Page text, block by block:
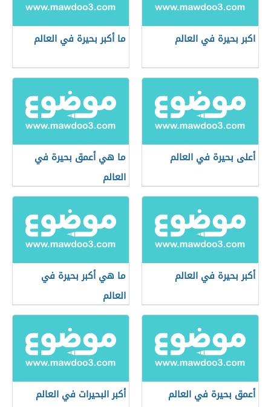
اكبر بحيرة في العالم ما أكبر بحيرة في العالم
أعلى بحيرة في العالم
ما هي أعمق بحيرة في
العالم
أكبر بحيرة في العالم
ما هي أكبر بحيرة في
العالم
أعمق بحيرة في العالم أكبر البحيرات في العالم